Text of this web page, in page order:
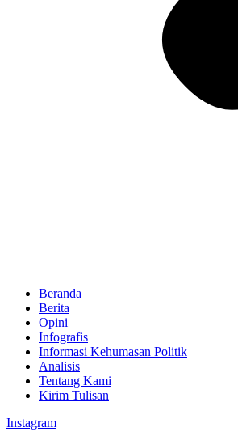
Beranda
Berita
Opini
Infografis
Informasi Kehumasan Politik
Analisis
Tentang Kami
Kirim Tulisan
Instagram